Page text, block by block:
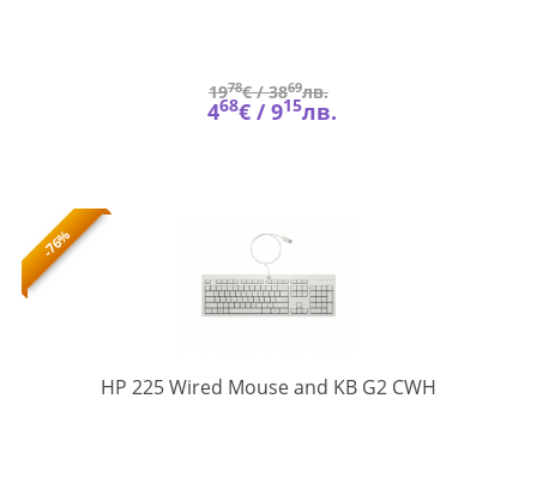
1978€ /3869лв.
468€ /915лв.
-76%
HP 225 Wired Mouse and KB G2 CWH